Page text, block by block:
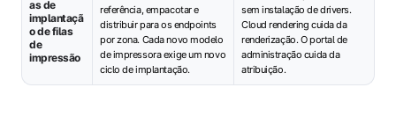
as de
implantaçã
o de filas
de
impressão
referência, empacotar e
distribuir para os endpoints
por zona. Cada novo modelo
de impressora exige um novo
ciclo de implantação.
sem instalação de drivers.
Cloud rendering cuida da
renderização. O portal de
administração cuida da
atribuição.